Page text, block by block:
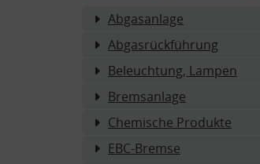
Abgasanlage
Abgasrückführung
Beleuchtung, Lampen
Bremsanlage
Chemische Produkte
EBC-Bremse